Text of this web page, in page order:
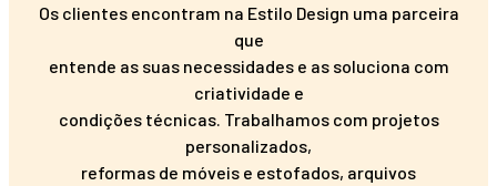
Os clientes encontram na Estilo Design uma parceira
que
entende as suas necessidades e as soluciona com
criatividade e
condições técnicas. Trabalhamos com projetos
personalizados,
reformas de móveis e estofados, arquivos